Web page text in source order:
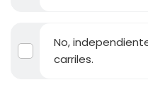
No,
carriles.